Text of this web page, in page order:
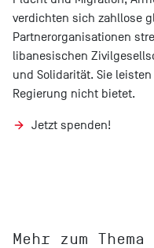
verdichten sich zahllose
Partnerorganisationen
libanesischen
und Solidarität. Sie
Regierung nicht bietet.
Jetzt spenden!
Mehr zum Thema